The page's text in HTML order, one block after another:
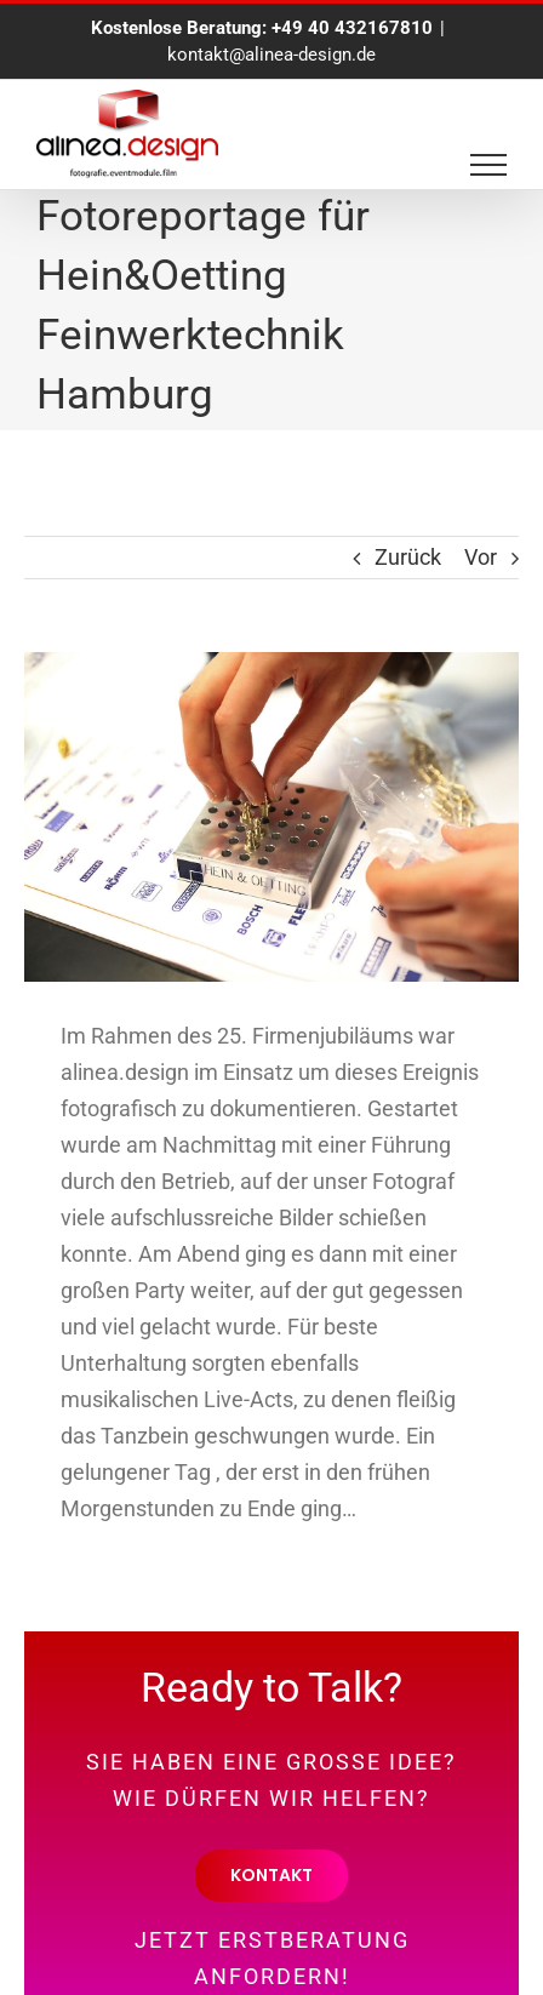
Kostenlose Beratung: +49 40 432167810 |
kontakt@alinea-design.de
Veranstaltungs-
Fotoreportage für
Hein&Oetting
Feinwerktechnik
Hamburg
Zurück Vor
Zeige
Bild
Im Rahmen des 25. Firmenjubiläums war
alinea.design im Einsatz um dieses Ereignis
fotografisch zu dokumentieren. Gestartet
wurde am Nachmittag mit einer Führung
durch den Betrieb, auf der unser Fotograf
viele aufschlussreiche Bilder schießen
konnte. Am Abend ging es dann mit einer
großen Party weiter, auf der gut gegessen
und viel gelacht wurde. Für beste
Unterhaltung sorgten ebenfalls
musikalischen Live-Acts, zu denen fleißig
das Tanzbein geschwungen wurde. Ein
gelungener Tag , der erst in den frühen
Morgenstunden zu Ende ging…
Ready to Talk?
SIE HABEN EINE GROSSE IDEE?
WIE DÜRFEN WIR HELFEN?
KONTAKT
JETZT ERSTBERATUNG
ANFORDERN!